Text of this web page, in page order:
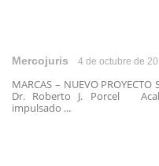
Mercojuris 4 de octubre de
MARCAS – NUEVO
Dr. Roberto J. Porcel
impulsado ...